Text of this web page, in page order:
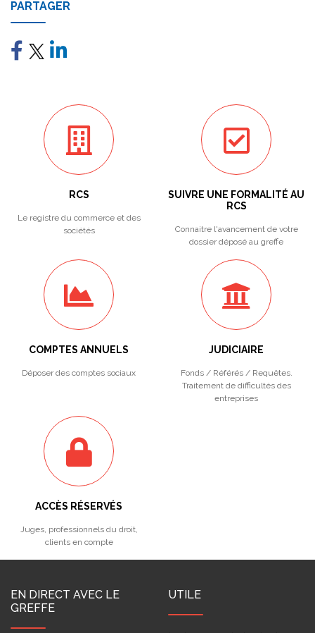
PARTAGER
RCS
Le registre du commerce et des
sociétés
SUIVRE UNE FORMALITÉ AU
RCS
Connaitre l'avancement de votre
dossier déposé au greffe
COMPTES ANNUELS
Déposer des comptes sociaux
JUDICIAIRE
Fonds / Référés / Requêtes.
Traitement de difficultés des
entreprises
ACCÈS RÉSERVÉS
Juges, professionnels du droit,
clients en compte
EN DIRECT AVEC LE
GREFFE
UTILE